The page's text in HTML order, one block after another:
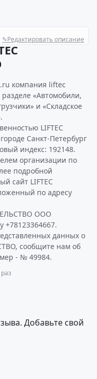
✎Редактировать описание
компания liftec
«Автомобили,
и «Складское
LIFTEC
Санкт-Петербург
индекс: 192148.
организации по
подробной
сайт LIFTEC
по адресу
ООО
+78123364667.
данных о
сообщите нам об
- № 49984.
Добавьте свой